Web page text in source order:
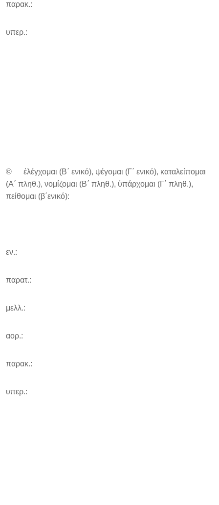
παρακ.:
υπερ.:
© ἐλέγχομαι (Β΄ ενικό), ψέγομαι (Γ΄ ενικό), καταλείπομαι
(Α΄ πληθ.), νομίζομαι (Β΄ πληθ.), ὑπάρχομαι (Γ΄ πληθ.),
πείθομαι (β΄ενικό):
εν.:
παρατ.:
μελλ.:
αορ.:
παρακ.:
υπερ.: